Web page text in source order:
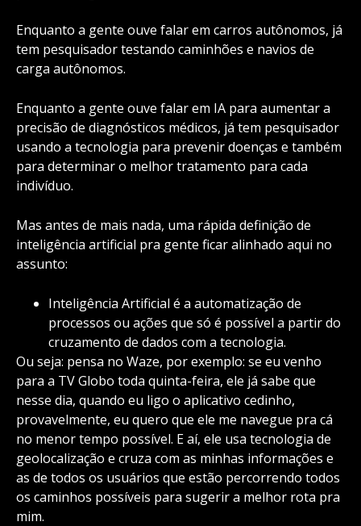
Enquanto a gente ouve falar em carros autônomos, já
tem pesquisador testando caminhões e navios de
carga autônomos.
Enquanto a gente ouve falar em IA para aumentar a
precisão de diagnósticos médicos, já tem pesquisador
usando a tecnologia para prevenir doenças e também
para determinar o melhor tratamento para cada
indivíduo.
Mas antes de mais nada, uma rápida definição de
inteligência artificial pra gente ficar alinhado aqui no
assunto:
Inteligência Artificial é a automatização de
processos ou ações que só é possível a partir do
cruzamento de dados com a tecnologia.
Ou seja: pensa no Waze, por exemplo: se eu venho
para a TV Globo toda quinta-feira, ele já sabe que
nesse dia, quando eu ligo o aplicativo cedinho,
provavelmente, eu quero que ele me navegue pra cá
no menor tempo possível. E aí, ele usa tecnologia de
geolocalização e cruza com as minhas informações e
as de todos os usuários que estão percorrendo todos
os caminhos possíveis para sugerir a melhor rota pra
mim.